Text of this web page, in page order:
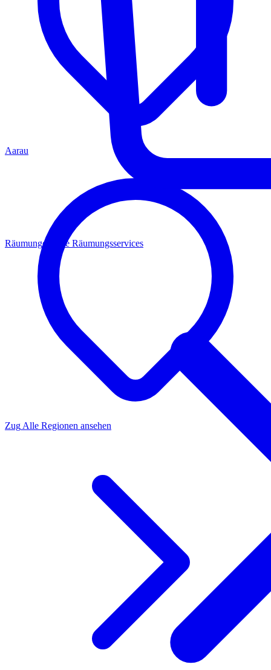
Räumungen Alle Räumungsservices
Aarau
Zug Alle Regionen ansehen